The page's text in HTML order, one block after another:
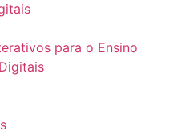
para o Ensino